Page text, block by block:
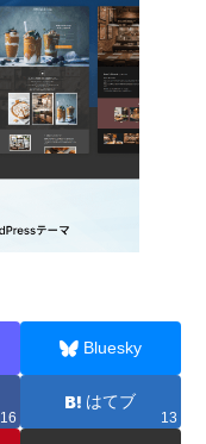
Bluesky
16
はてブ
13